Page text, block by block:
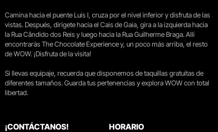
Camina hacia el puente Luís I, cruza por el nivel inferior y disfruta de las
vistas. Después, dirígete hacia el Cais de Gaia, gira a la izquierda hacia
la Rua Cândido dos Reis y luego hacia la Rua Guilherme Braga. Allí
encontrarás The Chocolate Experience y, un poco más arriba, el resto
de WOW. ¡Disfruta de la visita!
Si llevas equipaje, recuerda que disponemos de taquillas gratuitas de
diferentes tamaños. Guarda tus pertenencias y explora WOW con total
libertad.
¡CONTÁCTANOS! HORARIO